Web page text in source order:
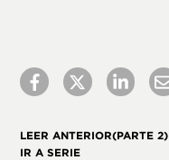
LEER ANTERIOR(PARTE 2)
IR A SERIE